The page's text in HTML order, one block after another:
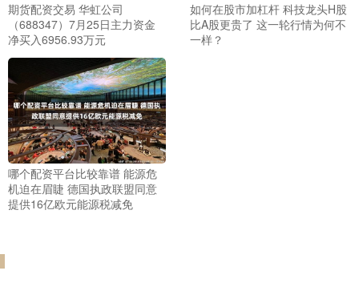
期货配资交易 华虹公司
（688347）7月25日主力资金
净买入6956.93万元
如何在股市加杠杆 科技龙头H股
比A股更贵了 这一轮行情为何不
一样？
哪个配资平台比较靠谱 能源危
机迫在眉睫 德国执政联盟同意
提供16亿欧元能源税减免